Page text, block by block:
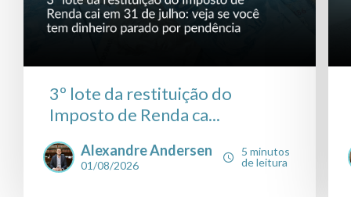
3º lote da restituição do
Imposto de Renda ca...
Alexandre Andersen
01/08/2026
5 minutos
de leitura